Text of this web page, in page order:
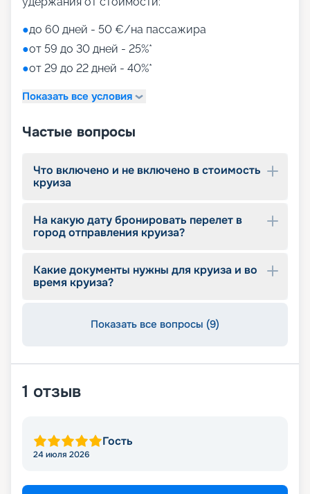
●до 60 дней - 50 €/на пассажира
●от 59 до 30 дней - 25%*
●от 29 до 22 дней - 40%*
Показать все условия
Частые вопросы
Что включено и не включено в стоимость
круиза
На какую дату бронировать перелет в
город отправления круиза?
Какие документы нужны для круиза и во
время круиза?
Показать все вопросы (9)
1 отзыв
Гость
24 июля 2026